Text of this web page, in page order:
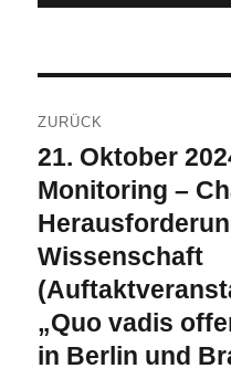
ZURÜCK
Vorheriger
Beitrag:
21. Oktober
Monitoring –
Wissenschaft
„Quo vadis
in Berlin und